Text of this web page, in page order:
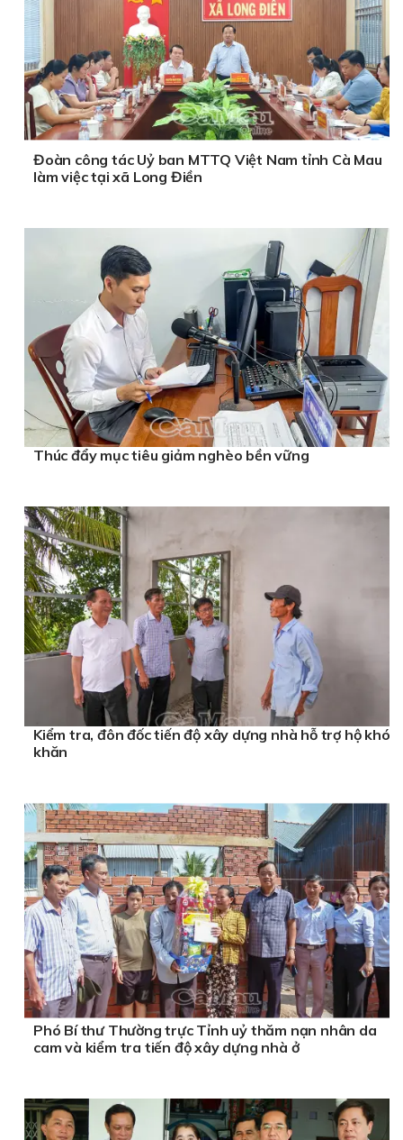
Đoàn công tác Uỷ ban MTTQ Việt Nam tỉnh Cà Mau
làm việc tại xã Long Điền
Thúc đẩy mục tiêu giảm nghèo bền vững
Kiểm tra, đôn đốc tiến độ xây dựng nhà hỗ trợ hộ khó
khăn
Phó Bí thư Thường trực Tỉnh uỷ thăm nạn nhân da
cam và kiểm tra tiến độ xây dựng nhà ở